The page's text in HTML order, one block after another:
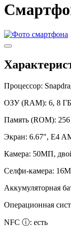
Процессор:
ОЗУ (RAM): 6, 8 ГБ
Память (ROM):
Экран: 6.67", E4
Камера: 50МП,
Селфи-камера:
Аккумуляторная
Операционная
NFC ⓘ: есть